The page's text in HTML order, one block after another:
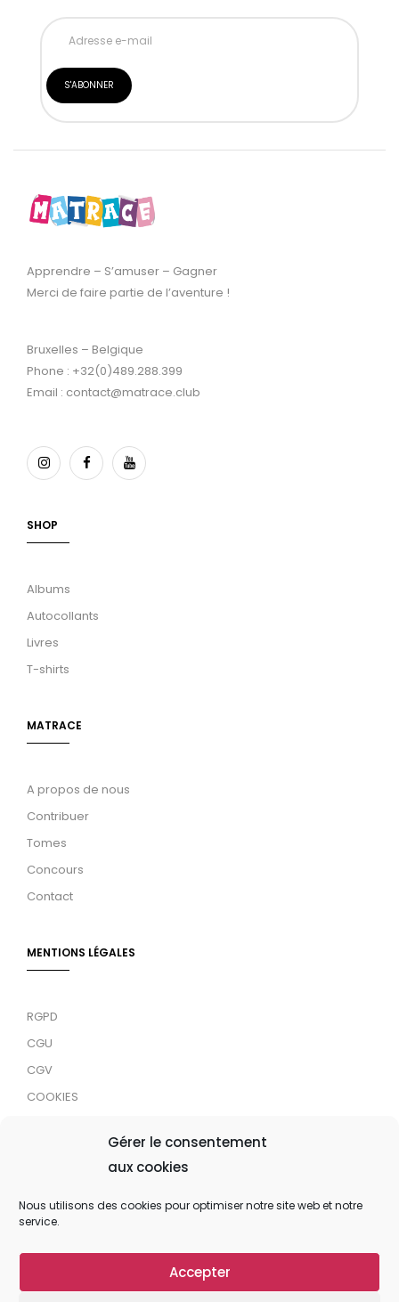
Gérer le consentement
aux cookies
Nous utilisons des cookies pour optimiser notre site web et notre
service.
Accepter
Apprendre – S’amuser – Gagner
Merci de faire partie de l’aventure !
Bruxelles – Belgique
Phone : +32(0)489.288.399
Email : contact@matrace.club
SHOP
Albums
Autocollants
Livres
T-shirts
MATRACE
A propos de nous
Contribuer
Tomes
Concours
Contact
MENTIONS LÉGALES
RGPD
CGU
CGV
COOKIES